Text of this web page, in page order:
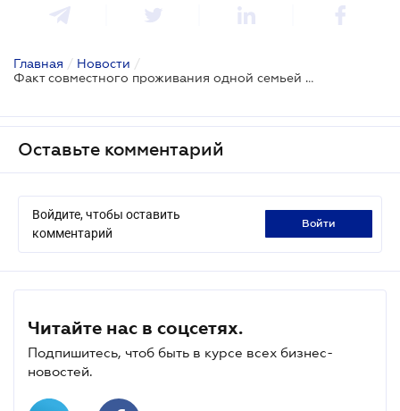
Главная / Новости /
Факт совместного проживания одной семьей без регистрации брака можно установить только с 2004 года
Оставьте комментарий
Войдите, чтобы оставить
комментарий
войти
Читайте нас в соцсетях.
Подпишитесь, чтоб быть в курсе всех бизнес-
новостей.